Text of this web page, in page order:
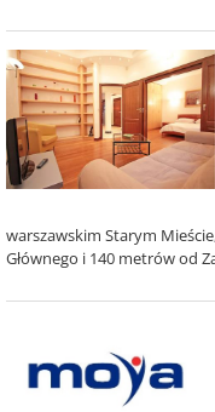
warszawskim Starym
Głównego i 140 metrów od